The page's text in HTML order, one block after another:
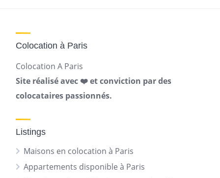
Colocation à Paris
Colocation A Paris
Site réalisé avec ❤️ et conviction par des
colocataires passionnés.
Listings
Maisons en colocation à Paris
Appartements disponible à Paris